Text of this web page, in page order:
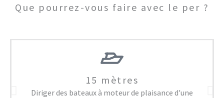
Que pourrez-vous faire avec le per ?
15 mètres
Diriger des bateaux à moteur de plaisance d'une